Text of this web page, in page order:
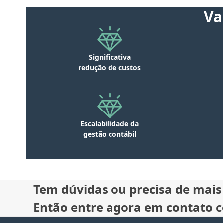
Significativa
redução de custos
Escalabilidade da
gestão contábil
Tem dúvidas ou precisa de
Então entre agora em contato